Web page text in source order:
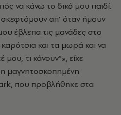
να κάνω το δικό μου παιδί.
απ’ όταν ήμουν
έβλεπα τις μανάδες στο
και τα μωρά και να
μου, τι κάνουν”», είχε
μαγνητοσκοπημένη
που προβλήθηκε στα